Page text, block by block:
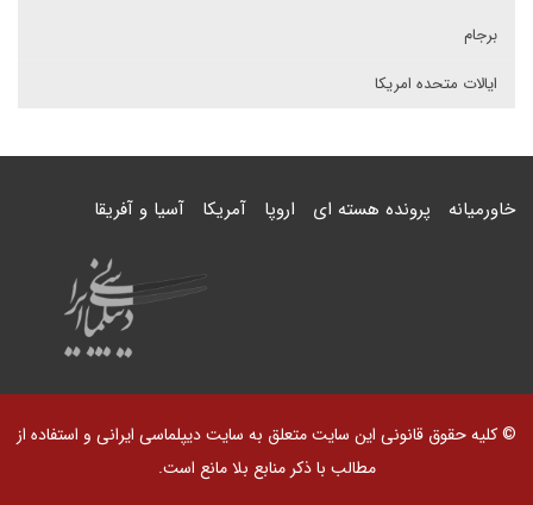
برجام
ایالات متحده امریکا
خاورمیانه پرونده هسته ای اروپا آمریکا آسیا و آفریقا
© کلیه حقوق قانونی این سایت متعلق به سایت دیپلماسی ایرانی و استفاده از
مطالب با ذکر منابع بلا مانع است.